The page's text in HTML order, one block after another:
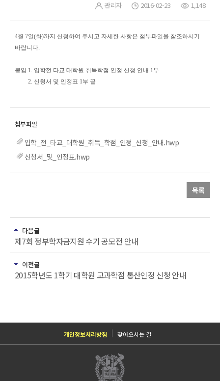
관리자 2016-02-23 1,148
4월 7일(화)까지 신청하여 주시고 자세한 사항은 첨부파일을 참조하시기
바랍니다.
붙임 1. 입학전 타교 대학원 취득학점 인정 신청 안내 1부
2. 신청서 및 인정표 1부 끝
입학_전_타교_대학원_취득_학점_인정_신청_안내.hwp
신청서_및_인정표.hwp
목록
다음글
제7회 정부학자금지원 수기 공모전 안내
이전글
2015학년도 1학기 대학원 교과학점 통산인정 신청 안내
개인정보처리방침 찾아오시는 길